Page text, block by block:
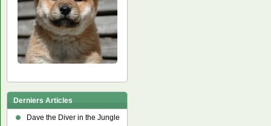
Derniers Articles
Dave the Diver in the Jungle